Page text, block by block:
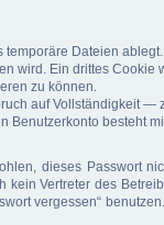
Dateien
wird. Ein drittes
zu können.
auf Vollständigkeit —
besteht
dieses Passwort
Vertreter des
vergessen“